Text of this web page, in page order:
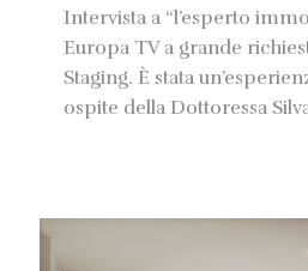
Intervista a “l’esperto
Europa TV a grande
Staging. È stata
ospite della Dottoressa